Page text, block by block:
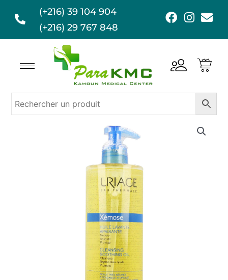
(+216) 39 104 904
(+216) 29 767 848
F
c
b
o
I
s
E
v
l
o
e